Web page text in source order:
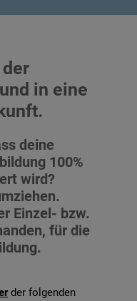
in eine
deine
100%
wird?
Einzel- bzw.
für die
der folgenden